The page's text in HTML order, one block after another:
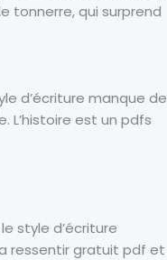
tonnerre, qui surprend
d’écriture manque de
est un pdfs
style d’écriture
ressentir gratuit pdf et